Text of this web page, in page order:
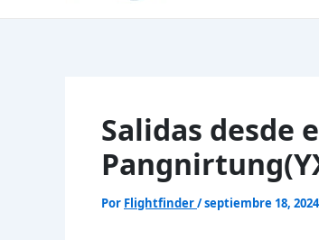
Salidas desde
Por Flightfinder/septiembre 18, 2024